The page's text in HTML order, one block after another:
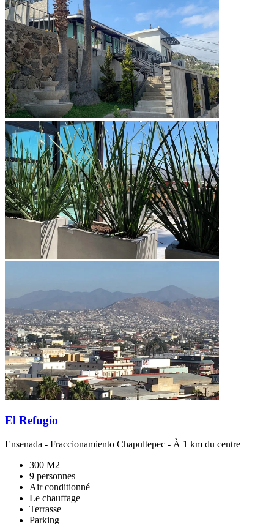
El Refugio
Ensenada - Fraccionamiento Chapultepec - À 1 km du centre
300 M2
9 personnes
Air conditionné
Le chauffage
Terrasse
Parking